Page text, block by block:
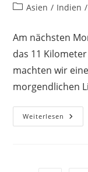
Autor:
Beitrags-
Asien / Indien /
Am nächsten
das 11
machten wir
morgendlichen
Weiterlesen Auf